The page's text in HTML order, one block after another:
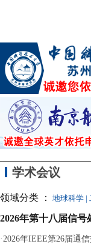
学术会议
领域分类 ： 地球科学 |
2026年第十八届信号
·2026年IEEE第26届通